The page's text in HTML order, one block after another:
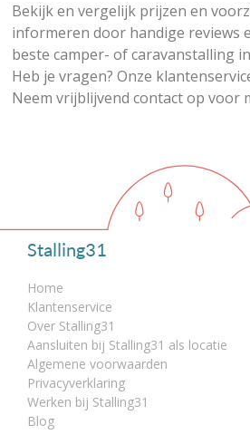
Bekijk en vergelijk prijzen en
informeren door handige reviews
beste camper- of caravanstalling
Heb je vragen? Onze
Neem vrijblijvend contact op voor
Stalling31
Home
Klantenservice
Over Stalling31
Aansluiten bij Stalling31 als locatie
Algemene voorwaarden
Privacyverklaring
Werken bij Stalling31
Blog